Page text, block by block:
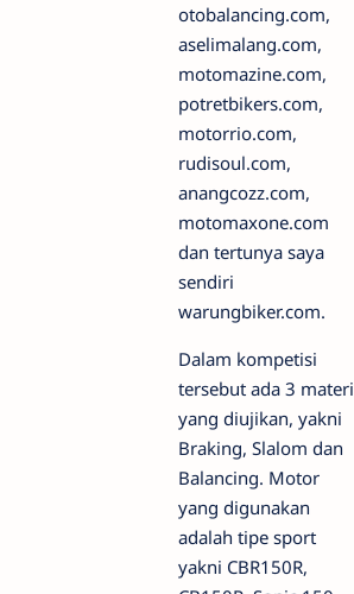
otobalancing.com,
aselimalang.com,
motomazine.com,
potretbikers.com,
motorrio.com,
rudisoul.com,
anangcozz.com,
motomaxone.com
dan tertunya saya
sendiri
warungbiker.com.
Dalam kompetisi
tersebut ada 3 materi
yang diujikan, yakni
Braking, Slalom dan
Balancing. Motor
yang digunakan
adalah tipe sport
yakni CBR150R,